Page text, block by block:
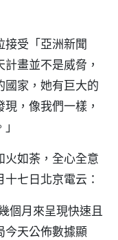
接受「亞洲新聞
畫並不是威脅，
國家，她有巨大的
，像我們一樣，
火如荼，全心全意
七日北京電云：
個月來呈現快速且
今天公佈數據顯